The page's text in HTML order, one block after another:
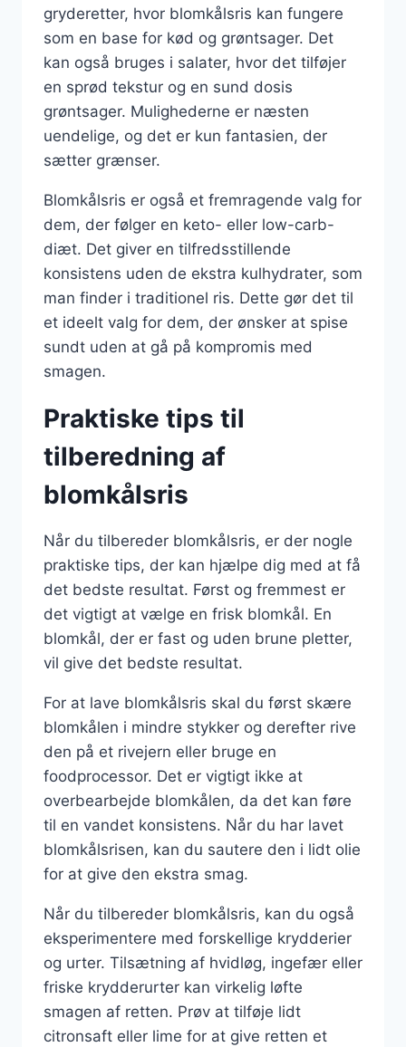
gryderetter, hvor blomkålsris kan fungere
som en base for kød og grøntsager. Det
kan også bruges i salater, hvor det tilføjer
en sprød tekstur og en sund dosis
grøntsager. Mulighederne er næsten
uendelige, og det er kun fantasien, der
sætter grænser.
Blomkålsris er også et fremragende valg for
dem, der følger en keto- eller low-carb-
diæt. Det giver en tilfredsstillende
konsistens uden de ekstra kulhydrater, som
man finder i traditionel ris. Dette gør det til
et ideelt valg for dem, der ønsker at spise
sundt uden at gå på kompromis med
smagen.
Praktiske tips til
tilberedning af
blomkålsris
Når du tilbereder blomkålsris, er der nogle
praktiske tips, der kan hjælpe dig med at få
det bedste resultat. Først og fremmest er
det vigtigt at vælge en frisk blomkål. En
blomkål, der er fast og uden brune pletter,
vil give det bedste resultat.
For at lave blomkålsris skal du først skære
blomkålen i mindre stykker og derefter rive
den på et rivejern eller bruge en
foodprocessor. Det er vigtigt ikke at
overbearbejde blomkålen, da det kan føre
til en vandet konsistens. Når du har lavet
blomkålsrisen, kan du sautere den i lidt olie
for at give den ekstra smag.
Når du tilbereder blomkålsris, kan du også
eksperimentere med forskellige krydderier
og urter. Tilsætning af hvidløg, ingefær eller
friske krydderurter kan virkelig løfte
smagen af retten. Prøv at tilføje lidt
citronsaft eller lime for at give retten et